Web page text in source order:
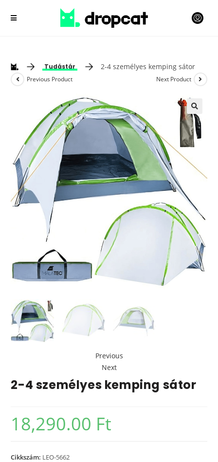
Tudástár 2-4 személyes kemping sátor
Previous Product Next Product
Previous
Next
2-4 személyes kemping sátor
18,290.00 Ft
Cikkszám: LEO-5662